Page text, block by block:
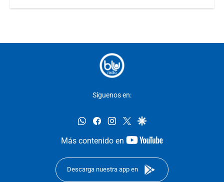
Síguenos en:
whatsappfacebookinstagram
twittergoogle
Más contenido en
youtube-
Descarga nuestra app en